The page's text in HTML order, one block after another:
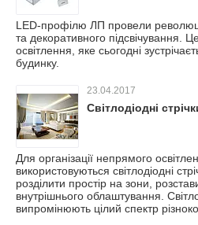
LED-профілю ЛП провели
та декоративного підсвічування.
освітлення, яке сьогодні
будинку.
23.04.2017
Світлодіодні
Для організації непрямого
використовуються світлодіодні
розділити простір на зони,
внутрішнього облаштування.
випромінюють цілий спектр